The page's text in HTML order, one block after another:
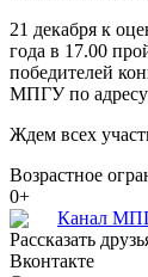
21 декабря к
года в 17.00
победителей
МПГУ по
Ждем всех
Возрастное
0+
Канал
Рассказать
Вконтакте